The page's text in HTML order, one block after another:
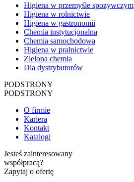
Higiena w przemyśle spożywczym
Higiena w rolnictwie
Higiena w gastronomii
Chemia instytucjonalna
Chemia samochodowa
Higiena w pralnictwie
Zielona chemia
Dla dystrybutorów
PODSTRONY
PODSTRONY
O firmie
Kariera
Kontakt
Katalogi
Jesteś zainteresowany
współpracą?
Zapytaj o ofertę